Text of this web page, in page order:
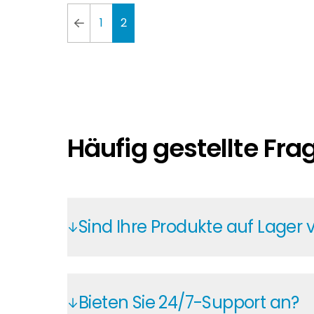
1 2
Häufig gestellte
Sind Ihre Produkte auf Lager
Sie Lagerbestand und
rechtzeitig verfügbar ist, damit Ihre
Bieten Sie 24/7-Support an?